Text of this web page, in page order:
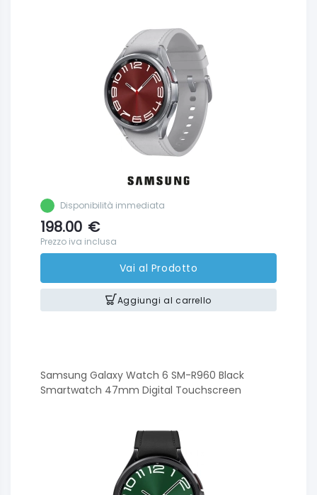
Disponibilità immediata
198.00 €
Prezzo iva inclusa
Vai al Prodotto
Aggiungi al carrello
Samsung Galaxy Watch 6 SM-R960 Black
Smartwatch 47mm Digital Touchscreen